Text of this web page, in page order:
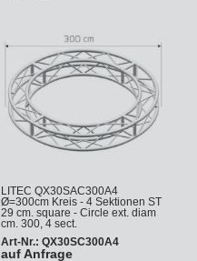
LITEC QX30SAC300A4
Ø=300cm Kreis - 4 Sektionen ST
29 cm. square - Circle ext. diam
cm. 300, 4 sect.
Art-Nr.: QX30SC300A4
auf Anfrage